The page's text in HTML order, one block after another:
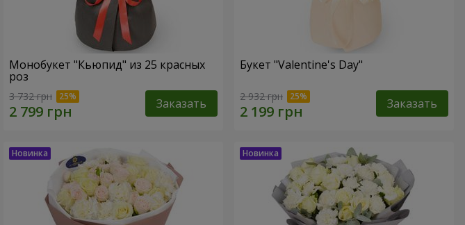
Монобукет "Кьюпид" из 25 красных
роз
3 732 грн Заказать
Букет "Valentine's Day"
2 932 грн Заказать